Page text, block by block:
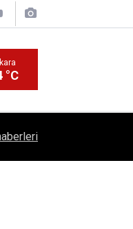
°C
Bilim Kenti Çubuk